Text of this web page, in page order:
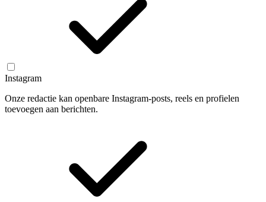
Instagram
Onze redactie kan openbare Instagram-posts, reels en profielen
toevoegen aan berichten.